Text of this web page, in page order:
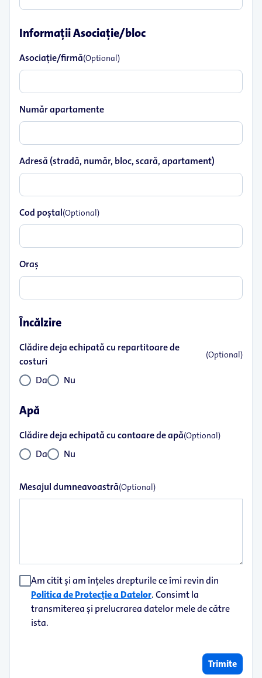
Informaţii Asociaţie/bloc
Asociaţie/firmă(Optional)
Număr apartamente
Adresă (stradă, număr, bloc, scară, apartament)
Cod poştal(Optional)
Oraş
Încălzire
Clădire deja echipată cu repartitoare de
costuri
(Optional)
Da Nu
Apă
Clădire deja echipată cu contoare de apă(Optional)
Da Nu
Mesajul dumneavoastră(Optional)
Am citit și am înțeles drepturile ce îmi revin din
Politica de Protecție a Datelor. Consimt la
transmiterea și prelucrarea datelor mele de către
ista.
Trimite